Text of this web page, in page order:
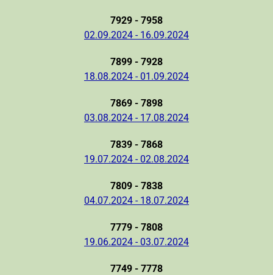
7929 - 7958
02.09.2024 - 16.09.2024
7899 - 7928
18.08.2024 - 01.09.2024
7869 - 7898
03.08.2024 - 17.08.2024
7839 - 7868
19.07.2024 - 02.08.2024
7809 - 7838
04.07.2024 - 18.07.2024
7779 - 7808
19.06.2024 - 03.07.2024
7749 - 7778